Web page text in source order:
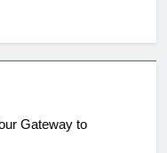
Gateway to